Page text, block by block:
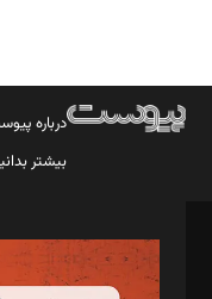
درباره
بیشتر
مدیر مسئول: محمدباقر
سردبیر: مهرک محمودی